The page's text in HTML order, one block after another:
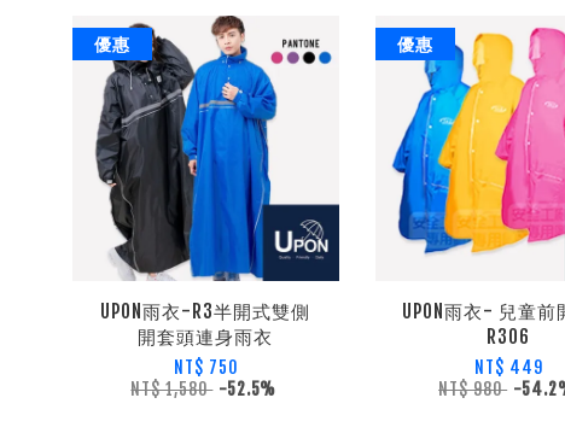
優惠
UPON雨衣-R3半開式雙側
開套頭連身雨衣
NT$ 750
NT$ 1,580 -52.5%
優惠
UPON雨衣- 兒童前
R306
NT$ 449
NT$ 980 -